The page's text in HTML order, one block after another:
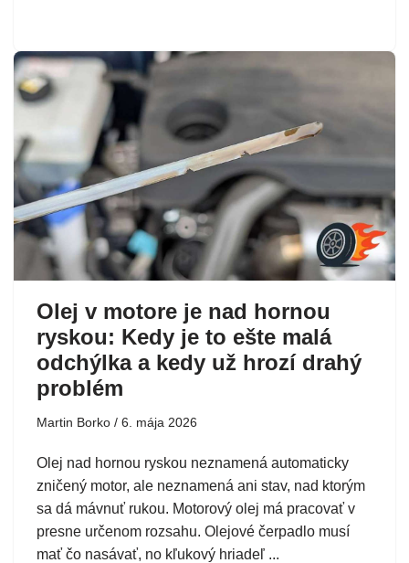
Olej v motore je nad hornou
ryskou: Kedy je to ešte malá
odchýlka a kedy už hrozí drahý
problém
Martin Borko 6. mája 2026
Olej nad hornou ryskou neznamená automaticky
zničený motor, ale neznamená ani stav, nad ktorým
sa dá mávnuť rukou. Motorový olej má pracovať v
presne určenom rozsahu. Olejové čerpadlo musí
mať čo nasávať, no kľukový hriadeľ ...